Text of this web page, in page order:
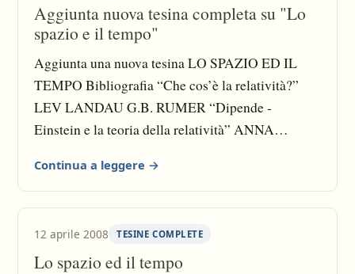
Aggiunta nuova tesina completa su "Lo
spazio e il tempo"
Aggiunta una nuova tesina LO SPAZIO ED IL
TEMPO Bibliografia “Che cos’è la relatività?”
LEV LANDAU G.B. RUMER “Dipende -
Einstein e la teoria della relatività” ANNA
l’universo” TULLIO REGGE GIULIO FERUZZI
“L’ABC della relatività” BERTRAND RUSSERL
BERGAMASCHINI MARAZZINI “I filosofi e le
idee” CIOFFI LUPPI VIGORELLI ZANETTE
Continua a leggere →
12 aprile 2008 TESINE COMPLETE
Lo spazio ed il tempo